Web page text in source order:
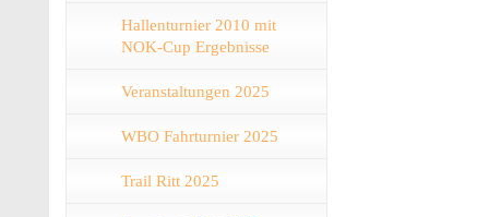
Hallenturnier 2010 mit
NOK-Cup Ergebnisse
Veranstaltungen 2025
WBO Fahrturnier 2025
Trail Ritt 2025